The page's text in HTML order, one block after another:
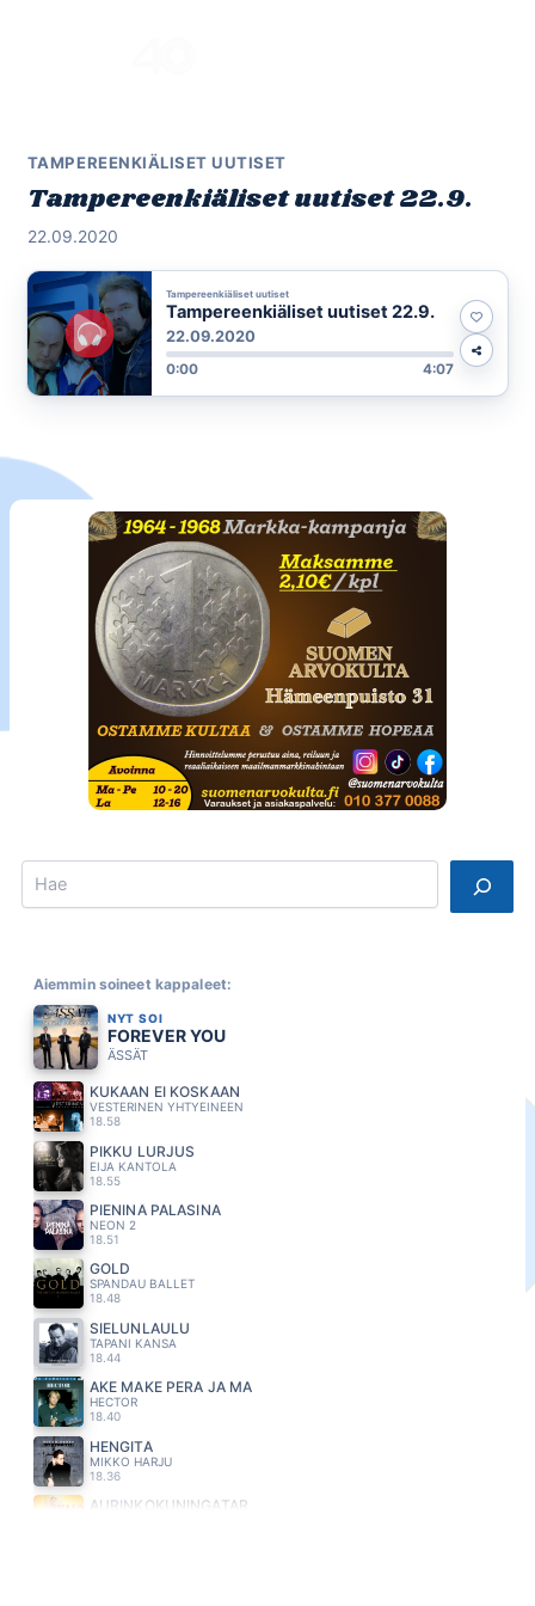
TAMPEREENKIÄLISET UUTISET
Tampereenkiäliset uutiset 22.9.
22.09.2020
Tampereenkiäliset uutiset
Tampereenkiäliset uutiset 22.9.
22.09.2020
0:00 4:07
Search
Aiemmin soineet kappaleet:
NYT SOI
FOREVER YOU
ÄSSÄT
KUKAAN EI KOSKAAN
VESTERINEN YHTYEINEEN
18.58
PIKKU LURJUS
EIJA KANTOLA
18.55
PIENINÄ PALASINA
NEON 2
18.51
GOLD
SPANDAU BALLET
18.48
SIELUNLAULU
TAPANI KANSA
18.44
AKE MAKE PERA JA MA
HECTOR
18.40
HENGITÄ
MIKKO HARJU
18.36
AURINKOKUNINGATAR